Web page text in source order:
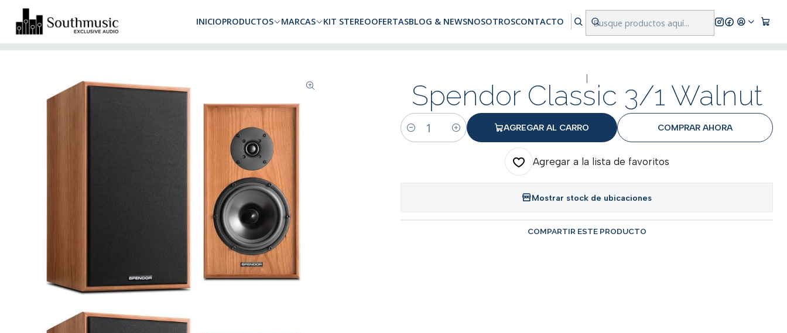
INICIOPRODUCTOS MARCAS KIT STEREOOFERTASBLOG & NEWSNOSOTROSCONTACTO
Despacho a todo Chile. Envíos gratuitos a Región Metropolitana por compras superiores a $500.000
Inicio Productos
|
Spendor Classic 3/1 Walnut
Cantidad
AGREGAR AL CARRO COMPRAR AHORA
Agregar a la lista de favoritos
Mostrar stock de ubicaciones
COMPARTIR ESTE PRODUCTO